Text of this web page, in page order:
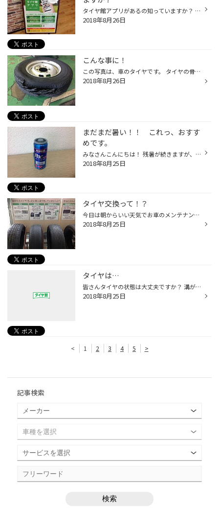
タイヤ館アプリがあるの知っていますか？ お得な情報が届いたり 愛車のメンテナンス履歴が見られたり 商品や店舗の検索も簡単に出来ます。 とっても便利なアプリです。 さらに今なら新規ダウンロード&お客様番号を登録されますと お客様に500円の特別クーポンが提供されます。 タイヤのご購入代金や...
2018年8月26日
こんな事に！
この写真は、車のタイヤです。 タイヤの骨格になるベルトと呼ばれる針金の部分が 剥がれて飛び出してしまっております。 スゴイですね！ このような状態になるには様々な原因が考えられますが、 タイヤに亀裂が出来てそこから水分が侵入し 腐食が原因で剥離になったと思われます。 こんな事にならな...
2018年8月26日
まだまだ暑い！！ これっ、おすす
めです。
みなさんこんにちは！ 残暑が続きますが、皆様体調管理は大丈夫でしょうか。 突然ですがこれ↑おすすめです！！ エアコンの効きを向上させ、エアコンの使用による燃費の悪化も軽減する効果があります。 エアコンを酷使するこの季節にオススメです！ 当店でも、お取り扱いしておりますので お求めの際...
2018年8月25日
タイヤ交換って！？
今日は朝からいい天気でお車のメンテナンスに来店される方が多い一日です！！ ご帰省・行楽後もおクルマのメンテナンスは必要ですよ！！ 長距走行でおクルマも疲れているかもしれませんね。 そんなタイヤ館あさか店は、愛車リフレッシュフェア実施中です。 空気圧点検はモチロンの事、画像にあるよ...
2018年8月25日
タイヤは…
皆さんタイヤの状態は大丈夫ですか？ 溝が少ないのは分かりやすいですがヒビ割れをおこしたりしていませんか？ ヒビ割れが酷い状態で走行すると最悪の場合バーストしてしまう可能性があります。 自分の車は大丈夫かな？ と気になる方は是非当店へお越しください！ 無料で点検も行なっておりますので...
2018年8月25日
< 1 2 3 4 5 >
記事検索